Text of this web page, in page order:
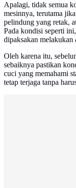
Apalagi, tidak semua
mesinnya, terutama
pelindung yang retak,
Pada kondisi seperti
dipaksakan melakukan
Oleh karena itu,
sebaiknya pastikan
cuci yang memahami
tetap terjaga tanpa